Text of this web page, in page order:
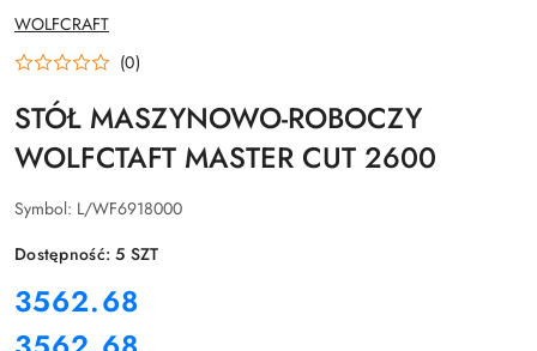
NAZWA
PRODUCENTA:
WOLFCRAFT
(0)
STÓŁ MASZYNOWO-ROBOCZY
WOLFCTAFT MASTER CUT 2600
Symbol: L/WF6918000
Dostępność:5 SZT
cena:
3562.68
Cena: